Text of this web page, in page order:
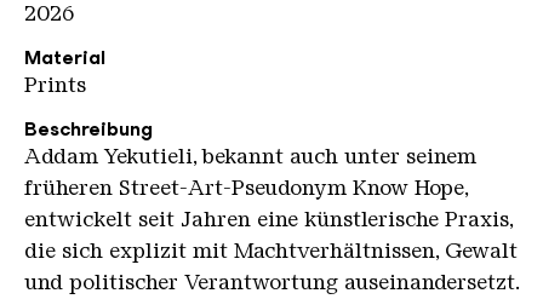
2026
Material
Prints
Beschreibung
Addam Yekutieli, bekannt auch unter seinem
früheren Street-Art-Pseudonym Know Hope,
entwickelt seit Jahren eine künstlerische Praxis,
die sich explizit mit Machtverhältnissen, Gewalt
und politischer Verantwortung auseinandersetzt.